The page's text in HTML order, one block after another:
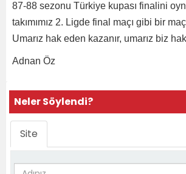
87-88 sezonu Türkiye kupası finalini
takımımız 2. Ligde final maçı gibi bir
Umarız hak eden kazanır, umarız biz
Adnan Öz
Neler Söylendi?
Site